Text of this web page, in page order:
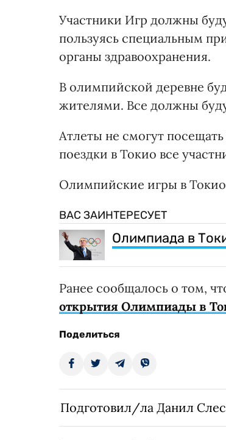
Участники Игр должны
пользуясь специальным
органы здравоохранения.
В олимпийской деревне
жителями. Все должны
Атлеты не смогут
поездки в Токио все
Олимпийские игры в Токио
ВАС ЗАИНТЕРЕСУЕТ
Олимпиада в
Ранее сообщалось о том,
открытия Олимпиады в
Поделиться
Подготовил/ла Данил